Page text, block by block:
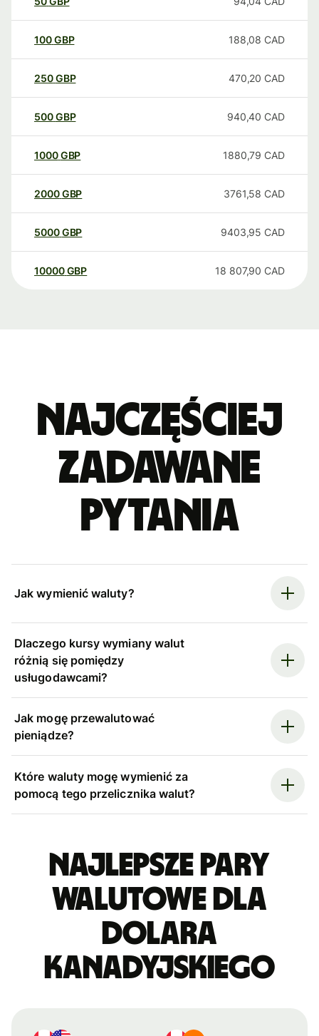
100GBP 188,08 CAD
250GBP 470,20 CAD
500GBP 940,40 CAD
1000GBP 1880,79 CAD
2000GBP 3761,58 CAD
5000GBP 9403,95 CAD
10000 GBP 18 807,90 CAD
Najczęściej
zadawane
pytania
Jak wymienić waluty?
Dlaczego kursy wymiany walut
różnią się pomiędzy
usługodawcami?
Jak mogę przewalutować
pieniądze?
Które waluty mogę wymienić za
pomocą tego przelicznika walut?
Najlepsze pary
walutowe dla
dolara
kanadyjskiego